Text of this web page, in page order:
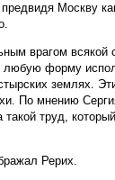
предвидя Москву
врагом всякой
любую форму
землях.
По мнению
такой труд,
Рерих.